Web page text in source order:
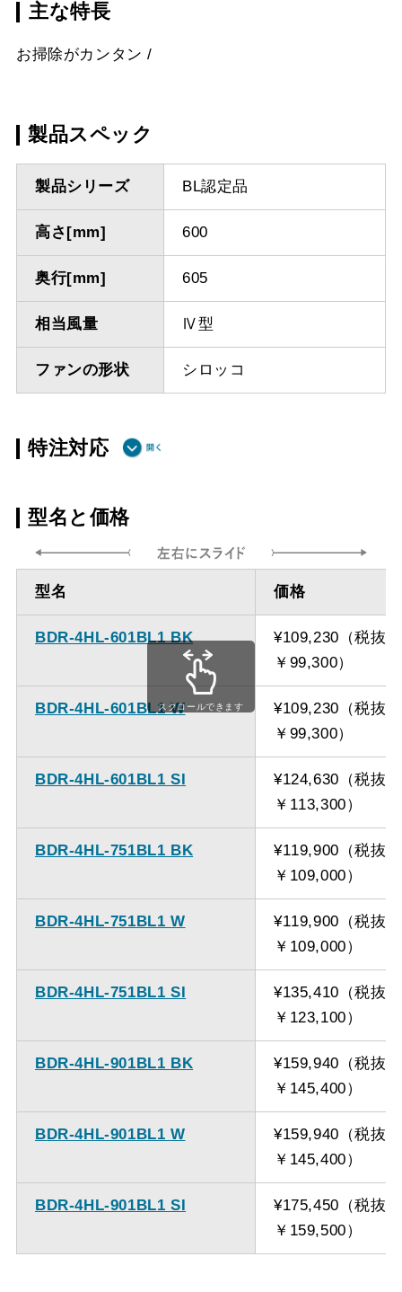
主な特長
お掃除がカンタン
製品スペック
製品シリーズ BL認定品
高さ[mm] 600
奥行[mm] 605
相当風量 Ⅳ型
ファンの形状 シロッコ
特注対応
方
ダクト方向 上
方
最大寸法 1235ｍｍ
備考
点検口を設けての最小寸
法は弊社にお問い合わせ
ください。
型名と価格
型名 価格
BDR-4HL-601BL1 BK
¥109,230（税抜
￥99,300）
BDR-4HL-601BL1 W
¥109,230（税抜
￥99,300）
BDR-4HL-601BL1 SI
¥124,630（税抜
￥113,300）
BDR-4HL-751BL1 BK
¥119,900（税抜
￥109,000）
BDR-4HL-751BL1 W
¥119,900（税抜
￥109,000）
BDR-4HL-751BL1 SI
¥135,410（税抜
￥123,100）
BDR-4HL-901BL1 BK
¥159,940（税抜
￥145,400）
BDR-4HL-901BL1 W
¥159,940（税抜
￥145,400）
BDR-4HL-901BL1 SI
¥175,450（税抜
￥159,500）
スクロールできます